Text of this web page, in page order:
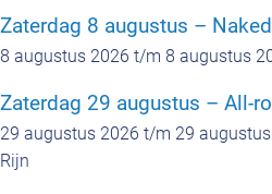
Zaterdag 8 augustus –
8 augustus 2026 t/m 8 augustus
Zaterdag 29 augustus – All-
29 augustus 2026 t/m 29
Rijn